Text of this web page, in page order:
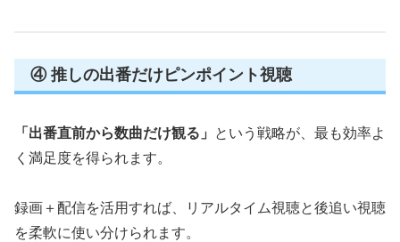
④ 推しの出番だけピンポイント視聴
「出番直前から数曲だけ観る」
という戦略が、最も効率よ
く満足度を得られます。
録画＋配信を活用すれば、リアルタイム視聴と後追い視聴
を柔軟に使い分けられます。